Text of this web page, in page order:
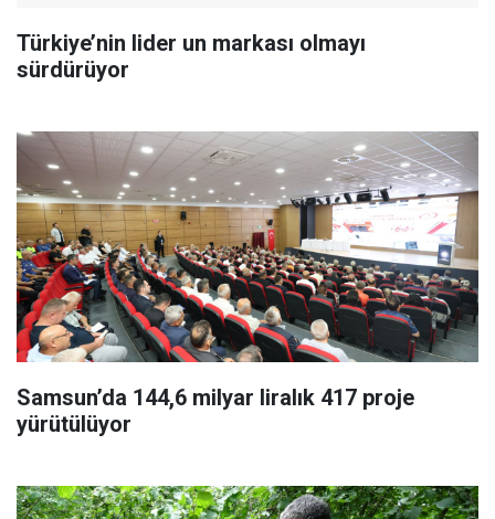
Türkiye’nin lider un markası olmayı
sürdürüyor
Samsun’da 144,6 milyar liralık 417 proje
yürütülüyor